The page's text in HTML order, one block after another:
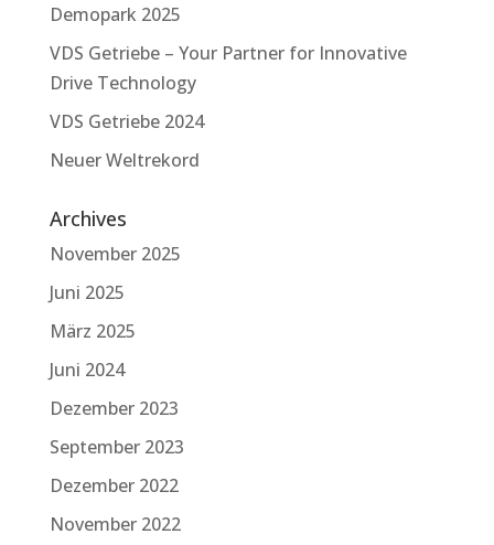
Demopark 2025
VDS Getriebe – Your Partner for Innovative
Drive Technology
VDS Getriebe 2024
Neuer Weltrekord
Archives
November 2025
Juni 2025
März 2025
Juni 2024
Dezember 2023
September 2023
Dezember 2022
November 2022